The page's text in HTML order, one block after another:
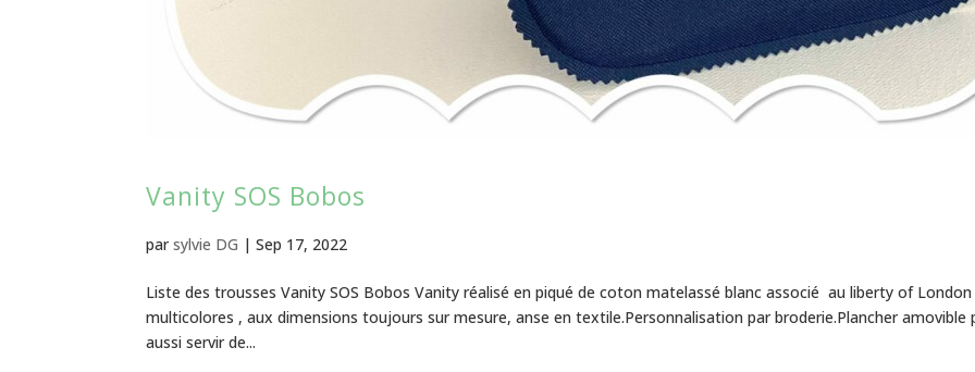
Vanity SOS Bobos
parsylvie DG |Sep 17, 2022
Liste des trousses Vanity SOS Bobos Vanity réalisé en piqué de coton matelassé blanc associé au liberty of
multicolores , aux dimensions toujours sur mesure, anse en textile.Personnalisation par broderie.Plancher amovible
aussi servir de...